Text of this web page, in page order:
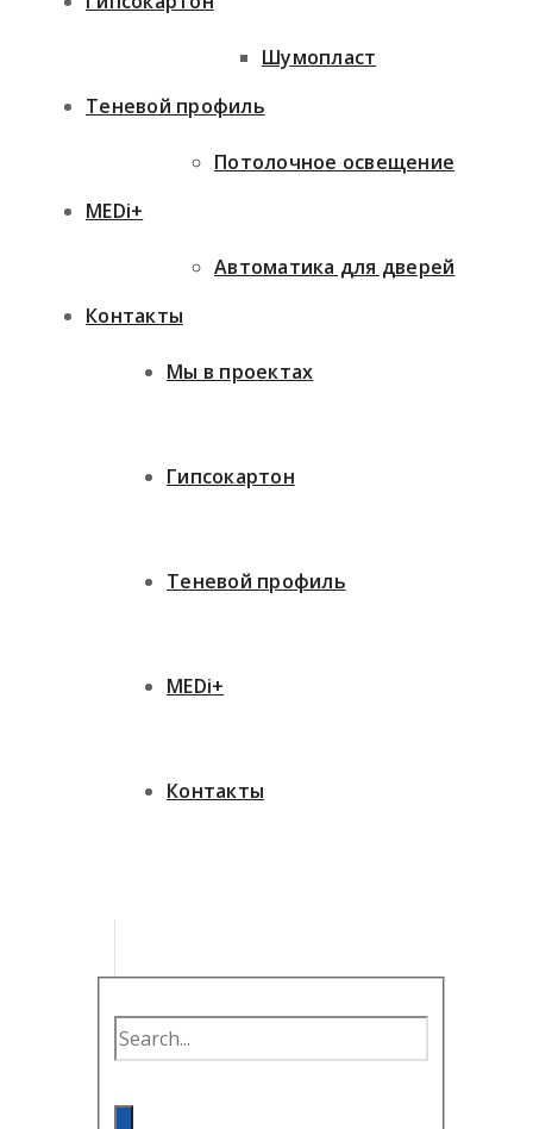
Теневой профиль
MEDi+
Контакты
Шумопласт
Потолочное освещение
Автоматика для дверей
Мы в проектах
Гипсокартон
Теневой профиль
MEDi+
Контакты